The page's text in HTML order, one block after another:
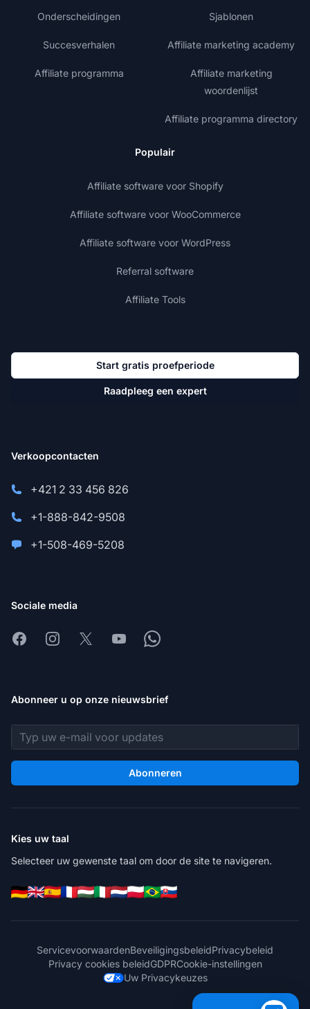
Onderscheidingen
Succesverhalen
Affiliate programma
Sjablonen
Affiliate marketing academy
Affiliate marketing
woordenlijst
Affiliate programma directory
Populair
Affiliate software voor Shopify
Affiliate software voor WooCommerce
Affiliate software voor WordPress
Referral software
Affiliate Tools
Start gratis proefperiode
Raadpleeg een expert
Verkoopcontacten
+421 2 33 456 826
+1-888-842-9508
+1-508-469-5208
Sociale media
FacebookInstagram
X YoutubeWhatsapp
Abonneer u op onze nieuwsbrief
E-mailadres
Abonneren
Kies uw taal
Selecteer uw gewenste taal om door de site te navigeren.
ServicevoorwaardenBeveiligingsbeleidPrivacybeleid
Privacy cookies beleidGDPRCookie-instellingen
Uw Privacykeuzes